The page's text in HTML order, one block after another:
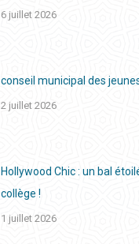
6 juillet 2026
conseil municipal des
2 juillet 2026
Hollywood Chic : un bal
collège !
1 juillet 2026